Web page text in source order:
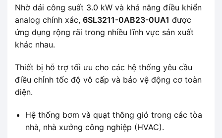
Nhờ dải công suất 3.0 kW và khả năng điều khiển
analog chính xác, 6SL3211-0AB23-0UA1 được
ứng dụng rộng rãi trong nhiều lĩnh vực sản xuất
khác nhau.
Thiết bị hỗ trợ tối ưu cho các hệ thống yêu cầu
điều chỉnh tốc độ vô cấp và bảo vệ động cơ toàn
diện.
Hệ thống bơm và quạt thông gió trong các tòa
nhà, nhà xưởng công nghiệp (HVAC).